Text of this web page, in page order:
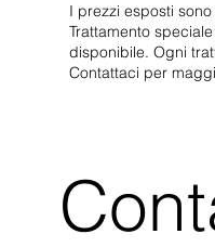
I prezzi esposti
Trattamento
disponibile. Ogni
Contattaci per